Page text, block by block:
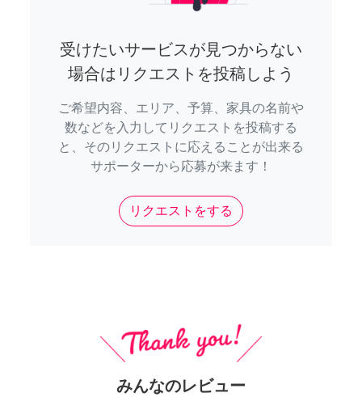
受けたいサービスが見つからない
場合はリクエストを投稿しよう
ご希望内容、エリア、予算、家具の名前や
数などを入力してリクエストを投稿する
と、そのリクエストに応えることが出来る
サポーターから応募が来ます！
リクエストをする
みんなのレビュー